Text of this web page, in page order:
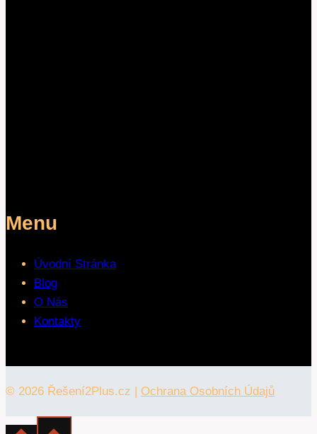
Menu
Úvodní Stránka
Blog
O Nás
Kontakty
© 2026 Řešení2Plus.cz | Ochrana Osobních Údajů